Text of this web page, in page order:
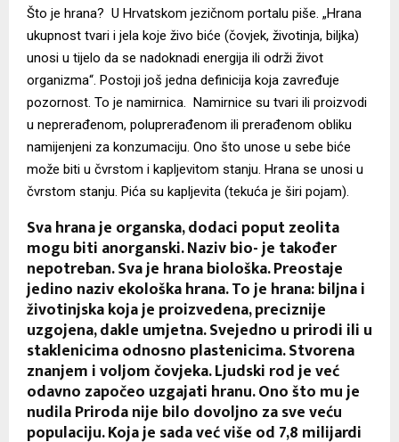
Što je hrana? U Hrvatskom jezičnom portalu piše. „Hrana
ukupnost tvari i jela koje živo biće (čovjek, životinja, biljka)
unosi u tijelo da se nadoknadi energija ili održi život
organizma“. Postoji još jedna definicija koja zavređuje
pozornost. To je namirnica. Namirnice su tvari ili proizvodi
u neprerađenom, poluprerađenom ili prerađenom obliku
namijenjeni za konzumaciju. Ono što unose u sebe biće
može biti u čvrstom i kapljevitom stanju. Hrana se unosi u
čvrstom stanju. Pića su kapljevita (tekuća je širi pojam).
Sva hrana je organska, dodaci poput zeolita
mogu biti anorganski. Naziv bio- je također
nepotreban. Sva je hrana biološka. Preostaje
jedino naziv ekološka hrana. To je hrana: biljna i
životinjska koja je proizvedena, preciznije
uzgojena, dakle umjetna. Svejedno u prirodi ili u
staklenicima odnosno plastenicima. Stvorena
znanjem i voljom čovjeka. Ljudski rod je već
odavno započeo uzgajati hranu. Ono što mu je
nudila Priroda nije bilo dovoljno za sve veću
populaciju. Koja je sada već više od 7,8 milijardi